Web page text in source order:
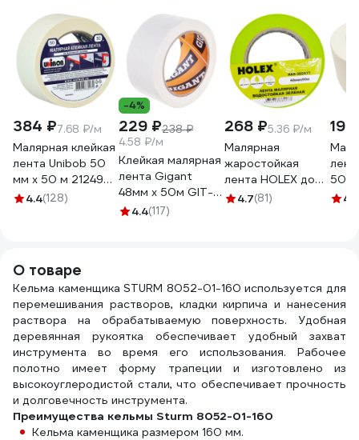
384 ₽7.68 ₽/м
Малярная клейкая
лента Unibob 50
мм х 50 м 212496
28139
4.4(128)
-4%
229 ₽238 ₽
4.58 ₽/м
Клейкая малярная
лента Gigant
48мм x 50м GIT-
254.4(117)
268 ₽5.36 ₽/м
Малярная
жаростойкая
лента HOLEX до
100С, зеленая,
4.7(81)
50
4.5
О товаре
Кельма каменщика STURM 8052-01-160 используется для
перемешивания растворов, кладки кирпича и нанесения
раствора на обрабатываемую поверхность. Удобная
деревянная рукоятка обеспечивает удобный захват
инструмента во время его использования. Рабочее
полотно имеет форму трапеции и изготовлено из
высокоуглеродистой стали, что обеспечивает прочность
и долговечность инструмента.
Преимущества кельмы Sturm 8052-01-160
Кельма каменщика размером 160 мм.